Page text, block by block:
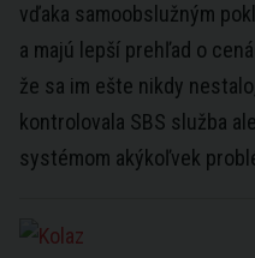
vďaka samoobslužným
a majú lepší prehľad o
že sa im ešte nikdy
kontrolovala SBS služba
systémom akýkoľvek